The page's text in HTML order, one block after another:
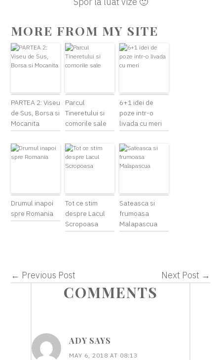
MORE FROM MY SITE
PARTEA 2: Viseu
de Sus, Borsa si
Mocanita
Parcul
Tineretului si
comorile sale
6+1 idei de
poze intr-o
livada cu meri
Drumul inapoi
spre Romania
Tot ce stim
despre Lacul
Scropoasa
Sateasca si
frumoasa
Malapascua
← Previous Post Next Post →
READERCOMMENTS
ADY SAYS
MAY 6, 2018 AT 08:13